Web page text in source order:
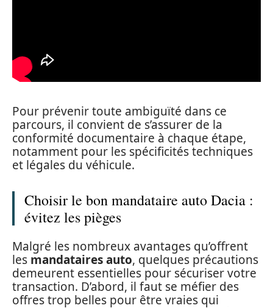
Pour prévenir toute ambiguïté dans ce
parcours, il convient de s’assurer de la
conformité documentaire à chaque étape,
notamment pour les spécificités techniques
et légales du véhicule.
Choisir le bon mandataire auto Dacia :
évitez les pièges
Malgré les nombreux avantages qu’offrent
les mandataires auto, quelques précautions
demeurent essentielles pour sécuriser votre
transaction. D’abord, il faut se méfier des
offres trop belles pour être vraies qui